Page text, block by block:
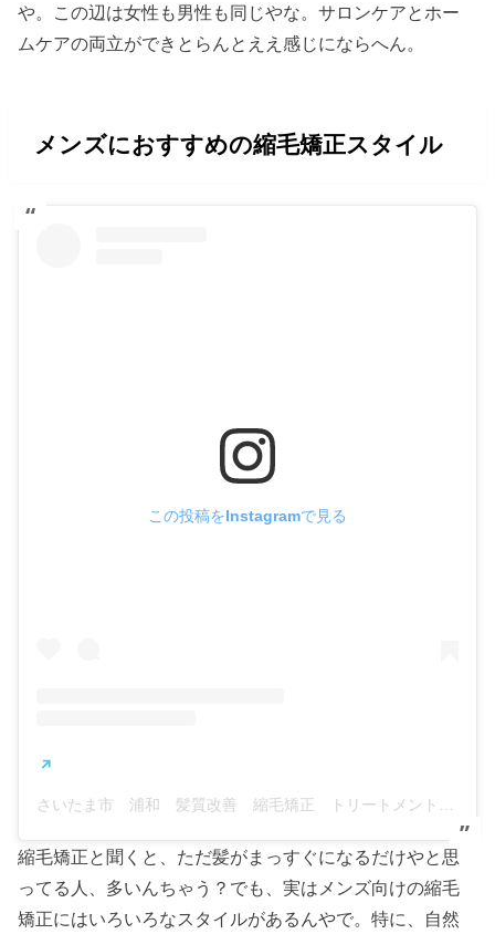
や。この辺は女性も男性も同じやな。サロンケアとホー
ムケアの両立ができとらんとええ感じにならへん。
メンズにおすすめの縮毛矯正スタイル
この投稿をInstagramで見る
縮毛矯正と聞くと、ただ髪がまっすぐになるだけやと思
ってる人、多いんちゃう？でも、実はメンズ向けの縮毛
矯正にはいろいろなスタイルがあるんやで。特に、自然